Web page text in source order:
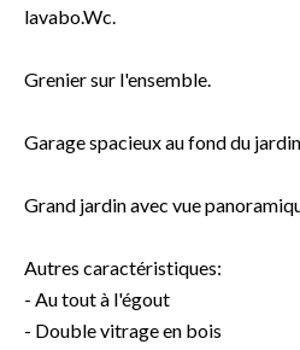
lavabo.Wc.
Grenier sur l'ensemble.
Garage spacieux au fond du
Grand jardin avec vue
Autres caractéristiques:
- Au tout à l'égout
- Double vitrage en bois